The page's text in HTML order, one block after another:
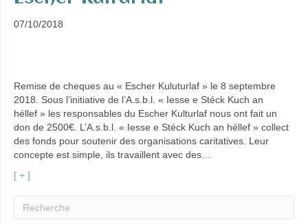
07/10/2018
Remise de cheques au « Escher Kuluturlaf » le 8 septembre
2018. Sous l’initiative de l’A.s.b.l. « Iesse e Stéck Kuch an
héllef » les responsables du Escher Kulturlaf nous ont fait un
don de 2500€. L’A.s.b.l. « Iesse e Stéck Kuch an héllef » collect
des fonds pour soutenir des organisations caritatives. Leur
concepte est simple, ils travaillent avec des…
[ + ]